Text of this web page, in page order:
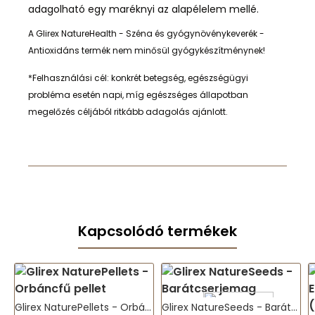
adagolható egy maréknyi az alapélelem mellé.
A Glirex NatureHealth - Széna és gyógynövénykeverék -
Antioxidáns termék nem minősül gyógykészítménynek!
*Felhasználási cél: konkrét betegség, egészségügyi
probléma esetén napi, míg egészséges állapotban
megelőzés céljából ritkább adagolás ajánlott.
Kapcsolódó termékek
Glirex NaturePellets - Orbáncfű pellet Glirex NatureSeeds - Barátcserjemag